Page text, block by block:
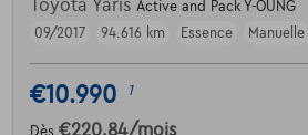
Toyota Yaris Active and Pack Y-OUNG
09/2017
94.616 km Essence Manuelle
€10.990 1
Dès €220,84/mois